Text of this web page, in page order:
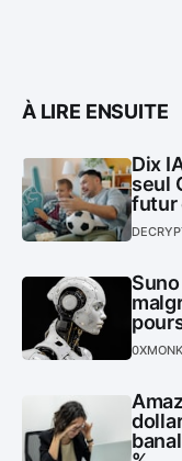
À LIRE ENSUITE
Dix
seul
futur